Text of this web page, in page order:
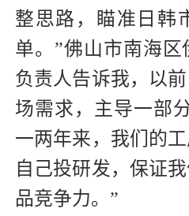
整思路，瞄准日韩
单。”佛山市南海区
负责人告诉我，以
场需求，主导一部
一两年来，我们的工
自己投研发，保证
品竞争力。”